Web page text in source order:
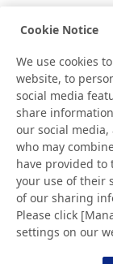
Avviso
Ecco le
informazioni
da altri media.
Notizie
Domande
Cookie Notice
We use cookies
website, to
social media
share
our social
who may
have provided to
your use of their
of our sharing
Please click
settings on our